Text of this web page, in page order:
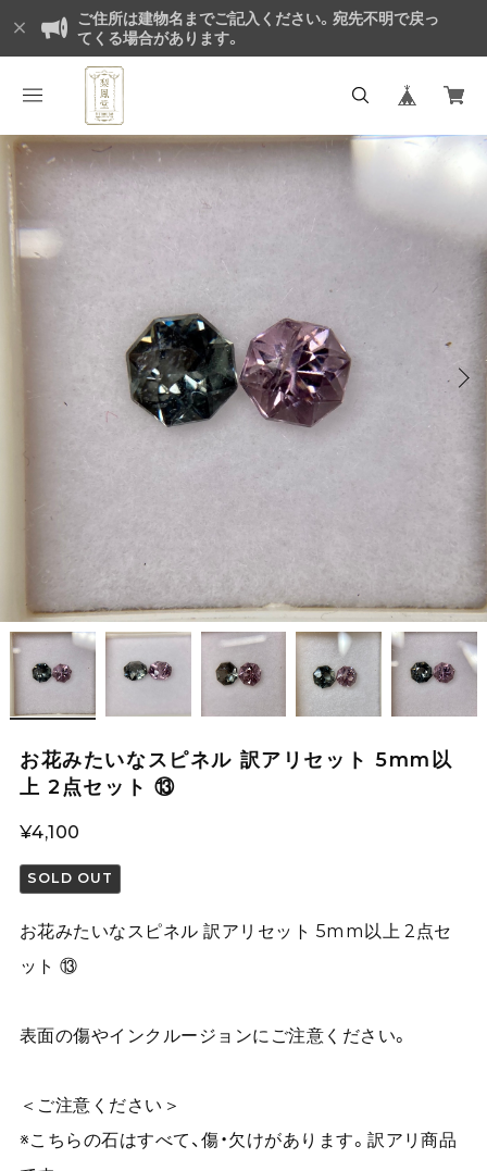
ご住所は建物名までご記入ください。宛先不明で戻っ
てくる場合があります。
お花みたいなスピネル 訳アリセット 5mm以
上 2点セット ⑬
¥4,100
SOLD OUT
お花みたいなスピネル 訳アリセット 5mm以上 2点セ
ット ⑬
表面の傷やインクルージョンにご注意ください。
＜ご注意ください＞
※こちらの石はすべて、傷・欠けがあります。訳アリ商品